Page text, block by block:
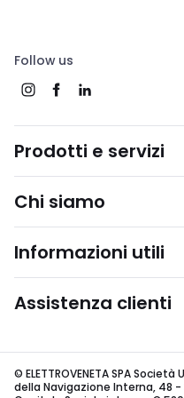
Follow us
Prodotti e servizi
Chi siamo
Informazioni utili
Assistenza clienti
© ELETTROVENETA SPA
della Navigazione Interna, 48 -